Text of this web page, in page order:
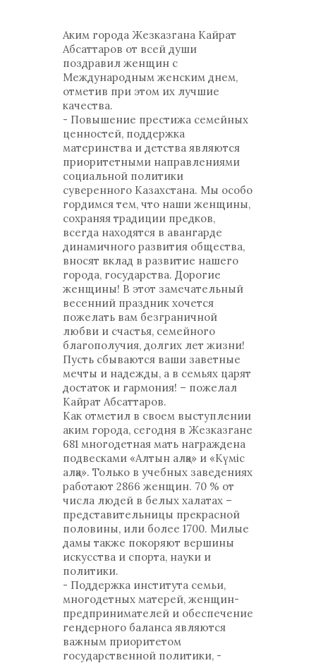
Аким города Жезказгана Кайрат
Абсаттаров от всей души
поздравил женщин с
Международным женским днем,
отметив при этом их лучшие
качества.
- Повышение престижа семейных
ценностей, поддержка
материнства и детства являются
приоритетными направлениями
социальной политики
суверенного Казахстана. Мы особо
гордимся тем, что наши женщины,
сохраняя традиции предков,
всегда находятся в авангарде
динамичного развития общества,
вносят вклад в развитие нашего
города, государства. Дорогие
женщины! В этот замечательный
весенний праздник хочется
пожелать вам безграничной
любви и счастья, семейного
благополучия, долгих лет жизни!
Пусть сбываются ваши заветные
мечты и надежды, а в семьях царят
достаток и гармония! – пожелал
Кайрат Абсаттаров.
Как отметил в своем выступлении
аким города, сегодня в Жезказгане
681 многодетная мать награждена
подвесками «Алтын алқа» и «Күміс
алқа». Только в учебных заведениях
работают 2866 женщин. 70 % от
числа людей в белых халатах –
представительницы прекрасной
половины, или более 1700. Милые
дамы также покоряют вершины
искусства и спорта, науки и
политики.
- Поддержка института семьи,
многодетных матерей, женщин-
предпринимателей и обеспечение
гендерного баланса являются
важным приоритетом
государственной политики, -